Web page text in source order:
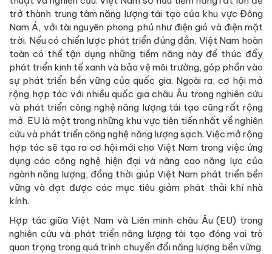
trở thành trung tâm năng lượng tái tạo của khu vực Đông
Nam Á, với tài nguyên phong phú như điện gió và điện mặt
trời. Nếu có chiến lược phát triển đúng đắn, Việt Nam hoàn
toàn có thể tận dụng những tiềm năng này để thúc đẩy
phát triển kinh tế xanh và bảo vệ môi trường, góp phần vào
sự phát triển bền vững của quốc gia. Ngoài ra, cơ hội mở
rộng hợp tác với nhiều quốc gia châu Âu trong nghiên cứu
và phát triển công nghệ năng lượng tái tạo cũng rất rộng
mở. EU là một trong những khu vực tiên tiến nhất về nghiên
cứu và phát triển công nghệ năng lượng sạch. Việc mở rộng
hợp tác sẽ tạo ra cơ hội mới cho Việt Nam trong việc ứng
dụng các công nghệ hiện đại và nâng cao năng lực của
ngành năng lượng, đồng thời giúp Việt Nam phát triển bền
vững và đạt được các mục tiêu giảm phát thải khí nhà
kính.
Hợp tác giữa Việt Nam và Liên minh châu Âu (EU) trong
nghiên cứu và phát triển năng lượng tái tạo đóng vai trò
quan trọng trong quá trình chuyển đổi năng lượng bền vững.